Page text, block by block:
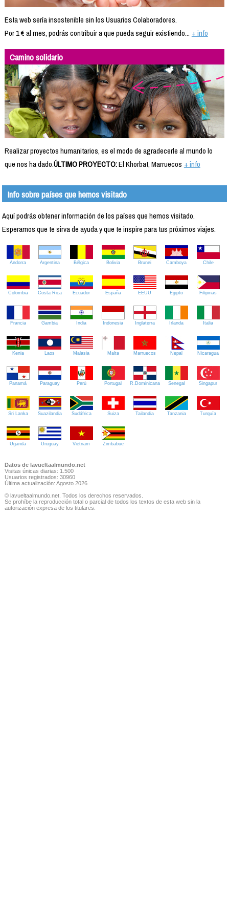
Esta web sería insostenible sin los Usuarios Colaboradores.
Por 1 € al mes, podrás contribuir a que pueda seguir existiendo... + info
Camino solidario
Realizar proyectos humanitarios, es el modo de agradecerle al mundo lo
que nos ha dado.ÚLTIMO PROYECTO:El Khorbat, Marruecos + info
Info sobre países que hemos visitado
Aquí podrás obtener información de los países que hemos visitado.
Esperamos que te sirva de ayuda y que te inspire para tus próximos viajes.
Andorra Argentina Bélgica Bolivia Brunei Camboya Chile
Colombia Costa Rica Ecuador España EEUU Egipto Filipinas
Francia Gambia India Indonesia Inglaterra Irlanda Italia
Kenia Laos Malasia Malta Marruecos Nepal Nicaragua
Panamá Paraguay Perú Portugal R.Dominicana Senegal Singapur
Sri Lanka Suazilandia Sudáfrica Suiza Tailandia Tanzania Turquía
Uganda Uruguay Vietnam Zimbabue
Datos de lavueltaalmundo.net
Visitas únicas diarias: 1.500
Usuarios registrados: 30960
Última actualización: Agosto 2026
© lavueltaalmundo.net. Todos los derechos reservados.
Se prohíbe la reproducción total o parcial de todos los textos de esta web sin la
autorización expresa de los titulares.